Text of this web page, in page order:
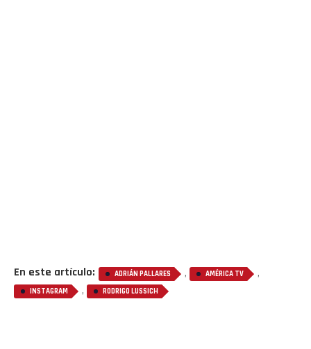
En este artículo: ADRIÁN PALLARES , AMÉRICA TV ,
INSTAGRAM , RODRIGO LUSSICH